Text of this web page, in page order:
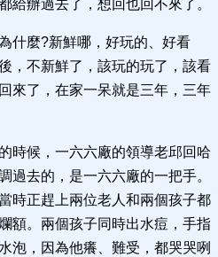
給辦過去了，想回也回不來了。
什麼?新鮮哪，好玩的、好看
，不新鮮了，該玩的玩了，該看
來了，在家一呆就是三年，三年
時候，一六六廠的領導老邱回哈
過去的，是一六六廠的一把手。
時正趕上兩位老人和兩個孩子都
額。兩個孩子同時出水痘，手指
泡，因為他癢、難受，都哭哭咧